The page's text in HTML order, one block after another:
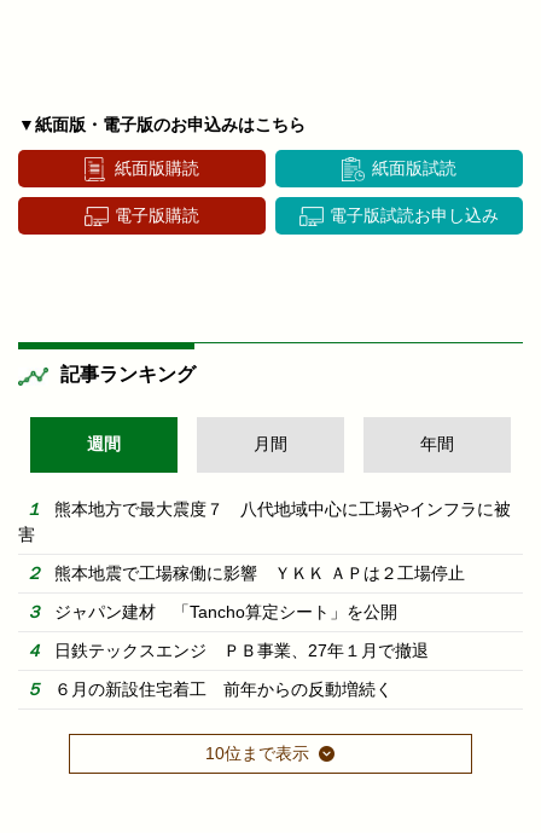
▼紙面版・電子版のお申込みはこちら
紙面版購読 紙面版試読
電子版購読 電子版試読お申し込み
記事ランキング
週間 月間 年間
熊本地方で最大震度７ 八代地域中心に工場やインフラに被
害
熊本地震で工場稼働に影響 ＹＫＫ ＡＰは２工場停止
ジャパン建材 「Tancho算定シート」を公開
日鉄テックスエンジ ＰＢ事業、27年１月で撤退
６月の新設住宅着工 前年からの反動増続く
10位まで表示